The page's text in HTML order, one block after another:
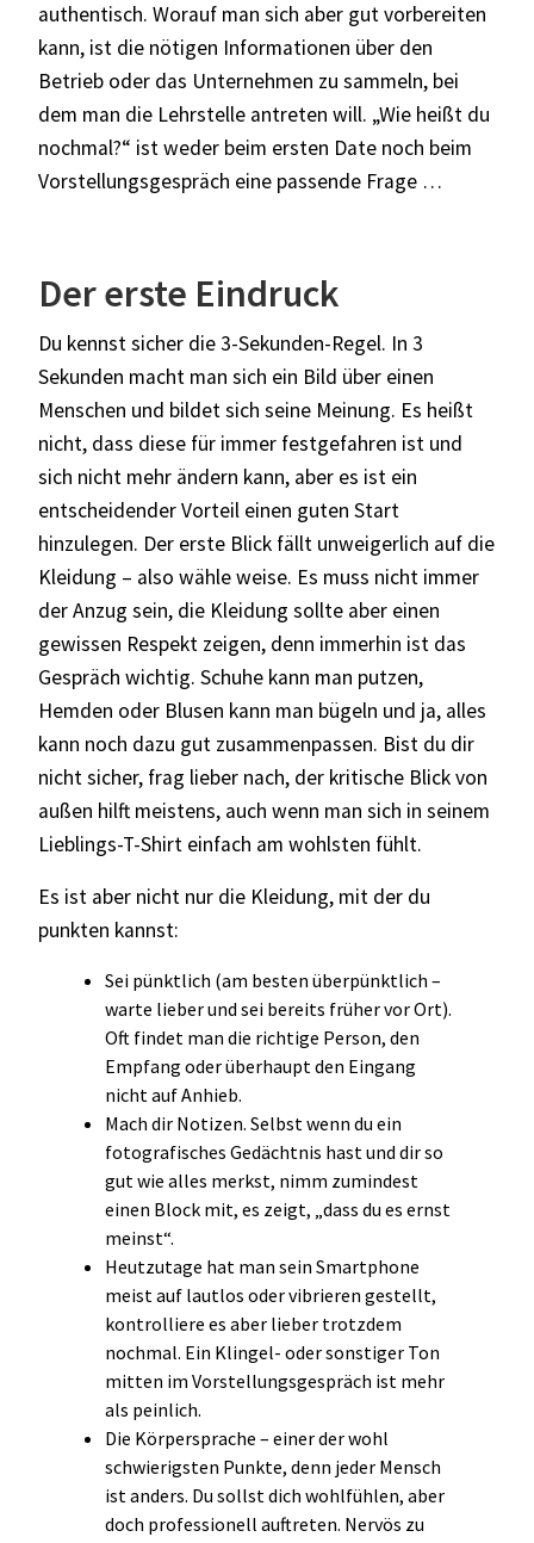
authentisch. Worauf man sich aber gut vorbereiten
kann, ist die nötigen Informationen über den
Betrieb oder das Unternehmen zu sammeln, bei
dem man die Lehrstelle antreten will. „Wie heißt du
nochmal?“ ist weder beim ersten Date noch beim
Vorstellungsgespräch eine passende Frage …
Der erste Eindruck
Du kennst sicher die 3-Sekunden-Regel. In 3
Sekunden macht man sich ein Bild über einen
Menschen und bildet sich seine Meinung. Es heißt
nicht, dass diese für immer festgefahren ist und
sich nicht mehr ändern kann, aber es ist ein
entscheidender Vorteil einen guten Start
hinzulegen. Der erste Blick fällt unweigerlich auf die
Kleidung – also wähle weise. Es muss nicht immer
der Anzug sein, die Kleidung sollte aber einen
gewissen Respekt zeigen, denn immerhin ist das
Gespräch wichtig. Schuhe kann man putzen,
Hemden oder Blusen kann man bügeln und ja, alles
kann noch dazu gut zusammenpassen. Bist du dir
nicht sicher, frag lieber nach, der kritische Blick von
außen hilft meistens, auch wenn man sich in seinem
Lieblings-T-Shirt einfach am wohlsten fühlt.
Es ist aber nicht nur die Kleidung, mit der du
punkten kannst:
Sei pünktlich (am besten überpünktlich –
warte lieber und sei bereits früher vor Ort).
Oft findet man die richtige Person, den
Empfang oder überhaupt den Eingang
nicht auf Anhieb.
Mach dir Notizen. Selbst wenn du ein
fotografisches Gedächtnis hast und dir so
gut wie alles merkst, nimm zumindest
einen Block mit, es zeigt, „dass du es ernst
meinst“.
Heutzutage hat man sein Smartphone
meist auf lautlos oder vibrieren gestellt,
kontrolliere es aber lieber trotzdem
nochmal. Ein Klingel- oder sonstiger Ton
mitten im Vorstellungsgespräch ist mehr
als peinlich.
Die Körpersprache – einer der wohl
schwierigsten Punkte, denn jeder Mensch
ist anders. Du sollst dich wohlfühlen, aber
doch professionell auftreten. Nervös zu